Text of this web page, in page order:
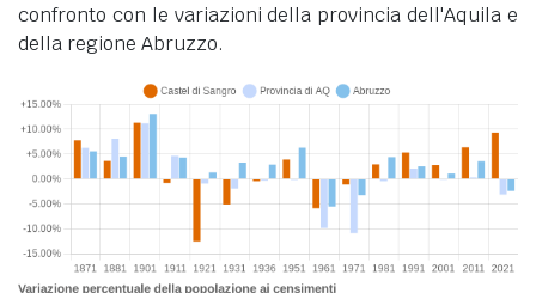
confronto con le variazioni della provincia dell'Aquila e
della regione Abruzzo.